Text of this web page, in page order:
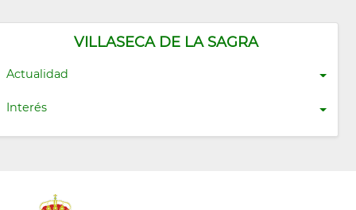
VILLASECA DE LA SAGRA
Actualidad
Interés